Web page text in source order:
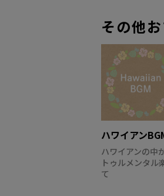
その他
ハワイアン
ハワイアンの中
トゥルメンタル
て